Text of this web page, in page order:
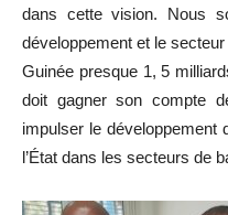
dans cette vision. Nous
développement et le
Guinée presque 1, 5
doit gagner son compte
impulser le
l’État dans les secteurs de